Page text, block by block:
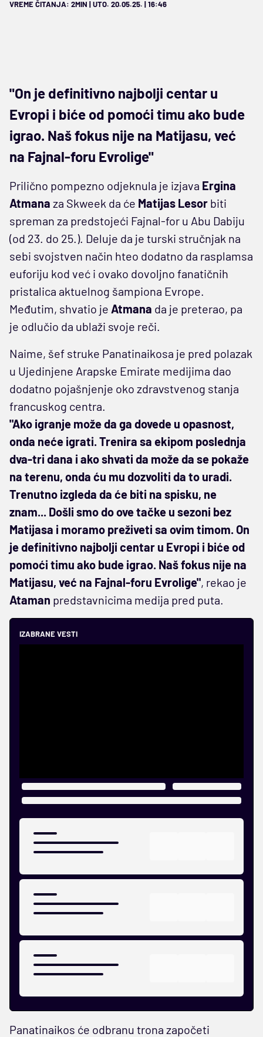
VREME ČITANJA: 2MIN | UTO. 20.05.25. | 16:46
"On je definitivno najbolji centar u
Evropi i biće od pomoći timu ako bude
igrao. Naš fokus nije na Matijasu, već
na Fajnal-foru Evrolige"
Prilično pompezno odjeknula je izjava Ergina
Atmana za Skweek da će Matijas Lesor biti
spreman za predstojeći Fajnal-for u Abu Dabiju
(od 23. do 25.). Deluje da je turski stručnjak na
sebi svojstven način hteo dodatno da rasplamsa
euforiju kod već i ovako dovoljno fanatičnih
pristalica aktuelnog šampiona Evrope.
Međutim, shvatio je Atmana da je preterao, pa
je odlučio da ublaži svoje reči.
Naime, šef struke Panatinaikosa je pred polazak
u Ujedinjene Arapske Emirate medijima dao
dodatno pojašnjenje oko zdravstvenog stanja
francuskog centra.
"Ako igranje može da ga dovede u opasnost,
onda neće igrati. Trenira sa ekipom poslednja
dva-tri dana i ako shvati da može da se pokaže
na terenu, onda ću mu dozvoliti da to uradi.
Trenutno izgleda da će biti na spisku, ne
znam... Došli smo do ove tačke u sezoni bez
Matijasa i moramo preživeti sa ovim timom. On
je definitivno najbolji centar u Evropi i biće od
pomoći timu ako bude igrao. Naš fokus nije na
Matijasu, već na Fajnal-foru Evrolige", rekao je
Ataman predstavnicima medija pred puta.
IZABRANE VESTI
Panatinaikos će odbranu trona započeti